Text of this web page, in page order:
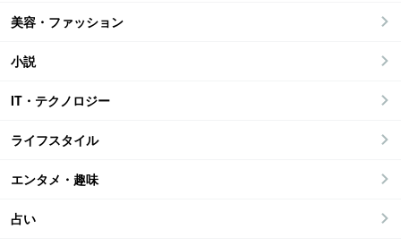
美容・ファッション
小説
IT・テクノロジー
ライフスタイル
エンタメ・趣味
占い